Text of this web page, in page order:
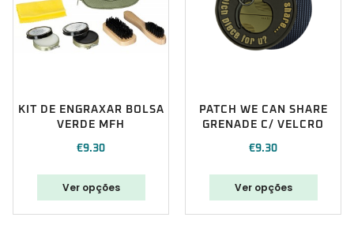
KIT DE ENGRAXAR BOLSA
VERDE MFH
€9.30
Ver opções
PATCH WE CAN SHARE
GRENADE C/ VELCRO
€9.30
Ver opções